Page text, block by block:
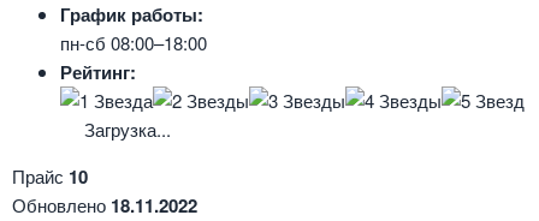
График работы:
пн-сб 08:00–18:00
Рейтинг:
Загрузка...
Прайс 10
Обновлено 18.11.2022